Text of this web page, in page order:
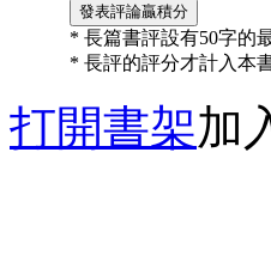
* 長篇書評設有50字的
* 長評的評分才計入本
打開書架加